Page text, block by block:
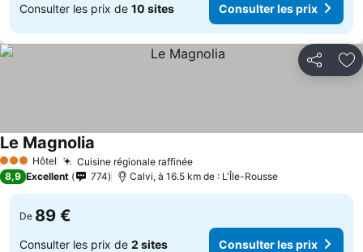
Consulter les prix de 10 sites Consulter les prix
Partager
3 ÉtoilesHôtel Cuisine régionale raffinée
Le Magnolia
8,9 Excellent 774 Calvi, à 16.5 km de : L'Île-Rousse
De 89 €
Consulter les prix de 2 sites Consulter les prix